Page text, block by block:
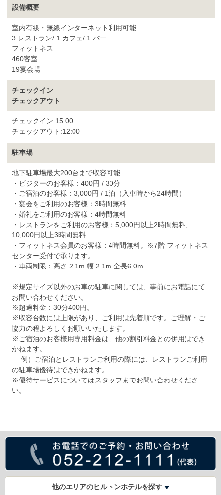
設備概要
室内有線・無線インターネット利用可能
3 レストラン/ 1 カフェ/ 1 バー
フィットネス
460客室
19宴会場
チェックイン
チェックアウト
チェックイン:15:00
チェックアウト:12:00
駐車場
地下駐車場最大200台まで収容可能
・ビジターのお客様：400円 / 30分
・ご宿泊のお客様：3,000円 / 1泊（入車時から24時間）
・宴会をご利用のお客様：3時間無料
・婚礼をご利用のお客様：4時間無料
・レストランをご利用のお客様：5,000円以上2時間無料、
10,000円以上3時間無料
・フィットネス会員のお客様：4時間無料。※7階 フィットネス
センター受付で承ります。
・車両制限：高さ 2.1m 幅 2.1m 全長6.0m
※規定サイズ以外のお車の駐車に関しては、事前にお電話にて
お問い合わせください。
※超過料金：30分400円。
※収容台数には上限があり、ご利用は先着順です。ご理解・ご
協力の程よろしくお願いいたします。
※ご宿泊のお客様用専用料金は、他の割引料金との併用はでき
かねます。
例）ご宿泊とレストランご利用の際には、レストランご利用
の駐車場優待はできかねます。
※優待サービスについてはスタッフまでお問い合わせくださ
い。
他のエリアのヒルトンホテルを探す